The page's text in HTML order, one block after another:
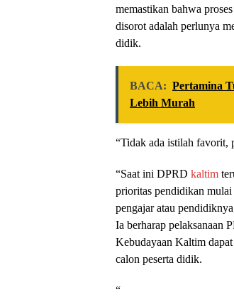
memastikan bahwa
disorot adalah perlunya
didik.
BACA: Pertamina
Lebih Murah
“Tidak ada istilah favorit,
“Saat ini DPRD kaltim
prioritas pendidikan mulai
pengajar atau
Ia berharap pelaksanaan
Kebudayaan Kaltim
calon peserta didik.
“